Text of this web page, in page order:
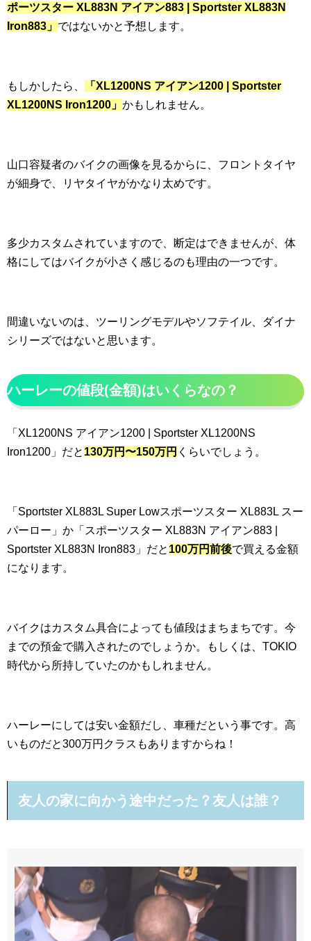
ポーツスター XL883N アイアン883 | Sportster XL883N
Iron883」 ではないかと予想します。
もしかしたら、
「XL1200NS アイアン1200 | Sportster
XL1200NS Iron1200」 かもしれません。
山口容疑者のバイクの画像を見るからに、フロントタイヤ
が細身で、リヤタイヤがかなり太めです。
多少カスタムされていますので、断定はできませんが、体
格にしてはバイクが小さく感じるのも理由の一つです。
間違いないのは、ツーリングモデルやソフテイル、ダイナ
シリーズではないと思います。
ハーレーの値段(金額)はいくらなの？
「XL1200NS アイアン1200 | Sportster XL1200NS
Iron1200」だと 130万円〜150万円 くらいでしょう。
「Sportster XL883L Super Lowスポーツスター XL883L スー
パーロー」か「スポーツスター XL883N アイアン883 |
Sportster XL883N Iron883」だと 100万円前後で買える金額
になります。
バイクはカスタム具合によっても値段はまちまちです。今
までの預金で購入されたのでしょうか。もしくは、TOKIO
時代から所持していたのかもしれません。
ハーレーにしては安い金額だし、車種だという事です。高
いものだと300万円クラスもありますからね！
友人の家に向かう途中だった？友人は誰？